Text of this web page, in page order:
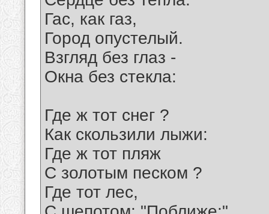
Гас, как газ,
Город опустелый.
Взгляд без глаз -
Окна без стекла:
Где ж тот снег ?
Как скользили лыжи:
Где ж тот пляж
С золотым песком ?
Где тот лес,